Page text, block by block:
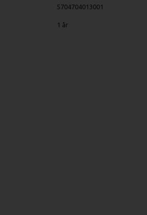
5704704013001
1 år